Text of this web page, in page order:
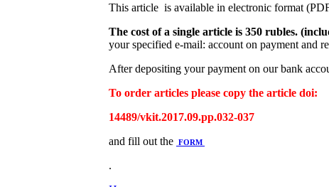
This article is available in electronic format
The cost of a single article is 350 rubles.
your specified e-mail: account on payment and
After depositing your payment on our bank
To order articles please copy the article doi:
14489/vkit.2017.09.pp.032-037
and fill out the FORM
.